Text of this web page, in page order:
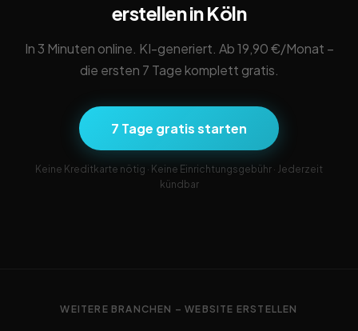
erstellen in Köln
In 3 Minuten online. KI-generiert. Ab 19,90 €/Monat –
die ersten 7 Tage komplett gratis.
7 Tage gratis starten
Keine Kreditkarte nötig · Keine Einrichtungsgebühr · Jederzeit
kündbar
WEITERE BRANCHEN – WEBSITE ERSTELLEN